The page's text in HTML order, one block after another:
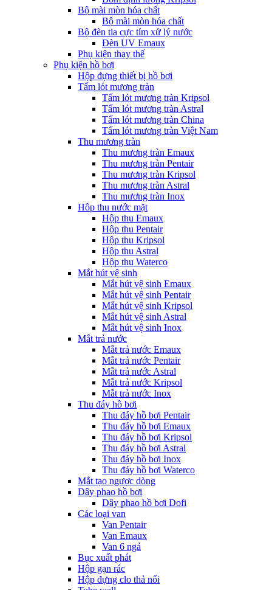
Bộ mài mòn hóa chất
Bộ mài mòn hóa chất
Bộ đèn tia cực tím xử lý nước
Đèn UV Emaux
Phụ kiện thay thế
Phụ kiện hồ bơi
Hộp đựng thiết bị hồ bơi
Tấm lót mương tràn
Tấm lót mương tràn Kripsol
Tấm lót mương tràn Astral
Tấm lót mương tràn China
Tấm lót mương tràn Việt Nam
Thu mương tràn
Thu mương tràn Emaux
Thu mương tràn Pentair
Thu mương tràn Kripsol
Thu mương tràn Astral
Thu mương tràn Inox
Hôp thu nước mặt
Hộp thu Emaux
Hộp thu Pentair
Hộp thu Kripsol
Hộp thu Astral
Hộp thu Waterco
Mắt hút vệ sinh
Mắt hút vệ sinh Emaux
Mắt hút vệ sinh Pentair
Mắt hút vệ sinh Kripsol
Mắt hút vệ sinh Astral
Mắt hút vệ sinh Inox
Mắt trả nước
Mắt trả nước Emaux
Mắt trả nước Pentair
Mắt trả nước Astral
Mắt trả nước Kripsol
Mắt trả nước Inox
Thu đáy hồ bơi
Thu đáy hồ bơi Pentair
Thu đáy hồ bơi Emaux
Thu đáy hồ bơi Kripsol
Thu đáy hồ bơi Astral
Thu đáy hồ bơi Inox
Thu đáy hồ bơi Waterco
Mắt tạo ngược dòng
Dây phao hồ bơi
Dây phao hồ bơi Dofi
Các loại van
Van Pentair
Van Emaux
Van 6 ngả
Bục xuất phát
Hộp gạn rác
Hộp đựng clo thả nổi